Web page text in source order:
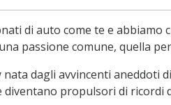
di auto come te e
passione comune, quella
nata dagli avvincenti aneddoti
diventano propulsori di ricordi